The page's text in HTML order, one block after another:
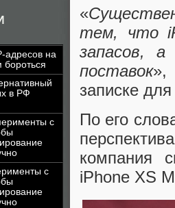
адресов на
бороться
в РФ
с
с
«
тем, что
запасов,
поставок»,
записке
По его
компания
iPhone XS